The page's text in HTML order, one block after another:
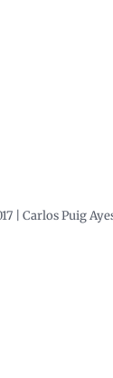
| Carlos Puig